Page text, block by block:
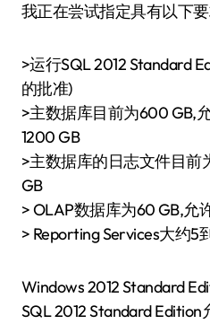
我正在尝试指定具有以下
>运行SQL 2012 Standard
的批准)
>主数据库目前为600 GB,
1200 GB
>主数据库的日志文件目前
GB
> OLAP数据库为60 GB,允
> Reporting Services大约5
Windows 2012 Standard
SQL 2012 Standard